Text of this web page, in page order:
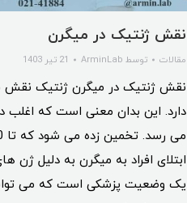
نقش ژنتیک در میگرن
مقالات توسط ArminLab 21 تیر 1403
نقش ژنتیک در میگرن ژنتیک نقش
دارد. این بدان معنی است که اغلب
ابتلای افراد به میگرن به دلیل ژن
یک وضعیت پزشکی است که می